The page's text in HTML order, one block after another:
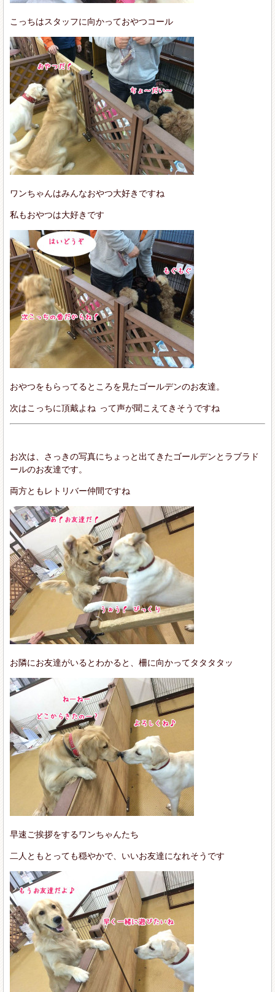
こっちはスタッフに向かっておやつコール
ワンちゃんはみんなおやつ大好きですね
私もおやつは大好きです
おやつをもらってるところを見たゴールデンのお友達。
次はこっちに頂戴よね って声が聞こえてきそうですね
お次は、さっきの写真にちょっと出てきたゴールデンとラブラド
ールのお友達です。
両方ともレトリバー仲間ですね
お隣にお友達がいるとわかると、柵に向かってタタタタッ
早速ご挨拶をするワンちゃんたち
二人ともとっても穏やかで、いいお友達になれそうです